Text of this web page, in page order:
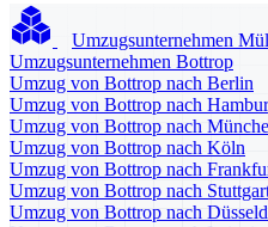
Umzugsunternehmen
Umzugsunternehmen Bottrop
Umzug von Bottrop nach Berlin
Umzug von Bottrop nach
Umzug von Bottrop nach
Umzug von Bottrop nach Köln
Umzug von Bottrop nach
Umzug von Bottrop nach
Umzug von Bottrop nach